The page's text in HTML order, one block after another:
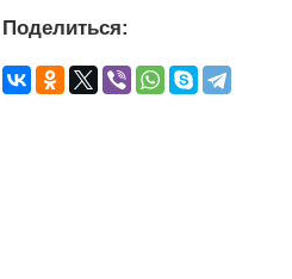
Поделиться: